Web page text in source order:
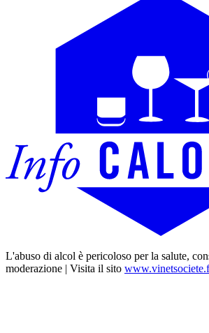
L'abuso di alcol è pericoloso per la salute,
moderazione | Visita il sito